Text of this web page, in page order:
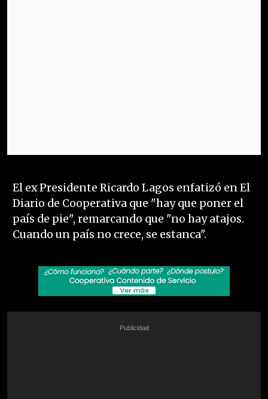
El ex Presidente Ricardo Lagos enfatizó en El
Diario de Cooperativa que "hay que poner el
país de pie", remarcando que "no hay atajos.
Cuando un país no crece, se estanca".